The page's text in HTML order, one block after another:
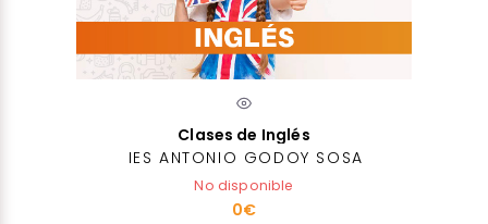
Clases de Inglés
IES ANTONIO GODOY SOSA
No disponible
0€